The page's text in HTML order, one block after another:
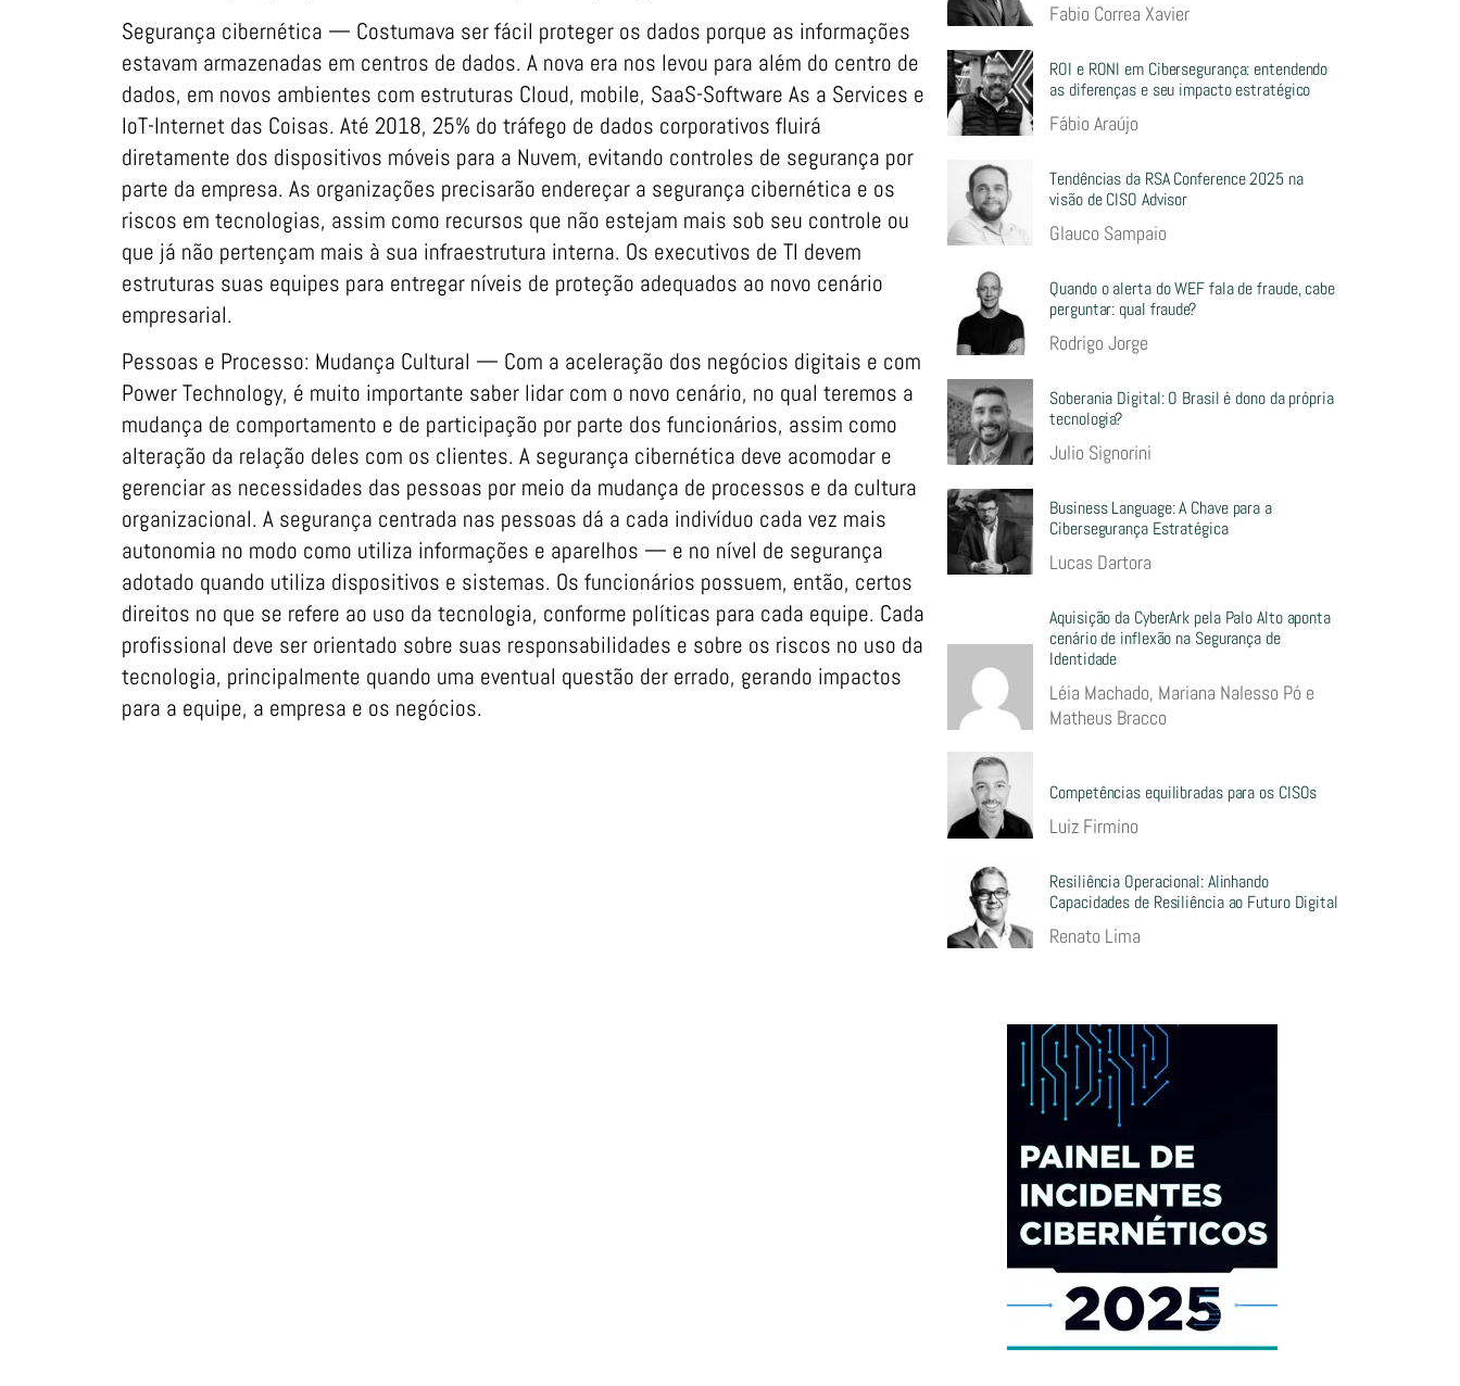
Segurança cibernética — Costumava ser fácil proteger os dados porque as informações
estavam armazenadas em centros de dados. A nova era nos levou para além do centro de
dados, em novos ambientes com estruturas Cloud, mobile, SaaS-Software As a Services e
IoT-Internet das Coisas. Até 2018, 25% do tráfego de dados corporativos fluirá
diretamente dos dispositivos móveis para a Nuvem, evitando controles de segurança por
parte da empresa. As organizações precisarão endereçar a segurança cibernética e os
riscos em tecnologias, assim como recursos que não estejam mais sob seu controle ou
que já não pertençam mais à sua infraestrutura interna. Os executivos de TI devem
estruturas suas equipes para entregar níveis de proteção adequados ao novo cenário
empresarial.
Pessoas e Processo: Mudança Cultural — Com a aceleração dos negócios digitais e com
Power Technology, é muito importante saber lidar com o novo cenário, no qual teremos a
mudança de comportamento e de participação por parte dos funcionários, assim como
alteração da relação deles com os clientes. A segurança cibernética deve acomodar e
gerenciar as necessidades das pessoas por meio da mudança de processos e da cultura
organizacional. A segurança centrada nas pessoas dá a cada indivíduo cada vez mais
autonomia no modo como utiliza informações e aparelhos — e no nível de segurança
adotado quando utiliza dispositivos e sistemas. Os funcionários possuem, então, certos
direitos no que se refere ao uso da tecnologia, conforme políticas para cada equipe. Cada
profissional deve ser orientado sobre suas responsabilidades e sobre os riscos no uso da
tecnologia, principalmente quando uma eventual questão der errado, gerando impactos
para a equipe, a empresa e os negócios.
Fabio Correa Xavier
ROI e RONI em Cibersegurança: entendendo
as diferenças e seu impacto estratégico
Fábio Araújo
Tendências da RSA Conference 2025 na
visão de CISO Advisor
Glauco Sampaio
Quando o alerta do WEF fala de fraude, cabe
perguntar: qual fraude?
Rodrigo Jorge
Soberania Digital: O Brasil é dono da própria
tecnologia?
Julio Signorini
Business Language: A Chave para a
Cibersegurança Estratégica
Lucas Dartora
Aquisição da CyberArk pela Palo Alto aponta
cenário de inflexão na Segurança de
Identidade
Léia Machado, Mariana Nalesso Pó e
Matheus Bracco
Competências equilibradas para os CISOs
Luiz Firmino
Resiliência Operacional: Alinhando
Capacidades de Resiliência ao Futuro Digital
Renato Lima